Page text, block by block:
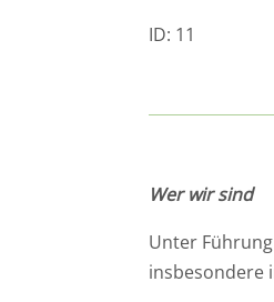
ID: 11
Wer wir sind
Unter
insbesondere